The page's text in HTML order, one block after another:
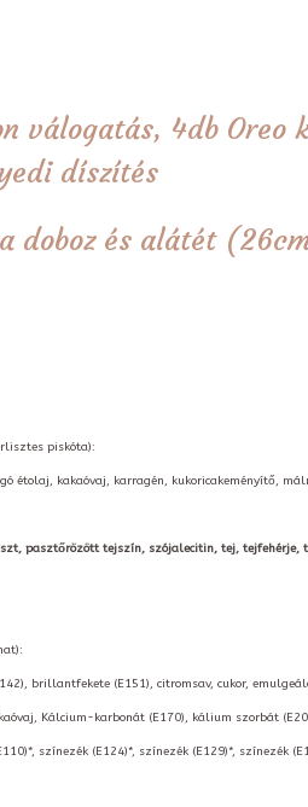
válogatás, 4db Oreo
díszítés
doboz és alátét
piskóta):
étolaj, kakaóvaj, karragén, kukoricakeményítő,
pasztőrözött tejszín, szójalecitin, tej, tejfehérje,
brillantfekete (E151), citromsav, cukor,
Kálcium-karbonát (E170), kálium szorbát
színezék (E124)*, színezék (E129)*, színezék